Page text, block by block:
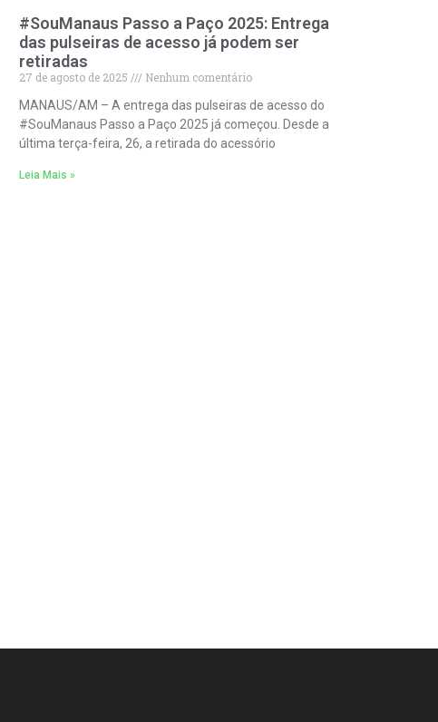
#SouManaus Passo a Paço 2025: Entrega
das pulseiras de acesso já podem ser
retiradas
27 de agosto de 2025
Nenhum comentário
MANAUS/AM – A entrega das pulseiras de acesso do
#SouManaus Passo a Paço 2025 já começou. Desde a
última terça-feira, 26, a retirada do acessório
Leia Mais »